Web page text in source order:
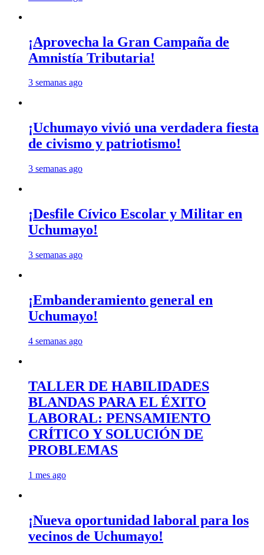
¡Aprovecha la Gran Campaña de
Amnistía Tributaria!
3 semanas ago
¡Uchumayo vivió una verdadera fiesta
de civismo y patriotismo!
3 semanas ago
¡Desfile Cívico Escolar y Militar en
Uchumayo!
3 semanas ago
¡Embanderamiento general en
Uchumayo!
4 semanas ago
TALLER DE HABILIDADES
BLANDAS PARA EL ÉXITO
LABORAL: PENSAMIENTO
CRÍTICO Y SOLUCIÓN DE
PROBLEMAS
1 mes ago
¡Nueva oportunidad laboral para los
vecinos de Uchumayo!